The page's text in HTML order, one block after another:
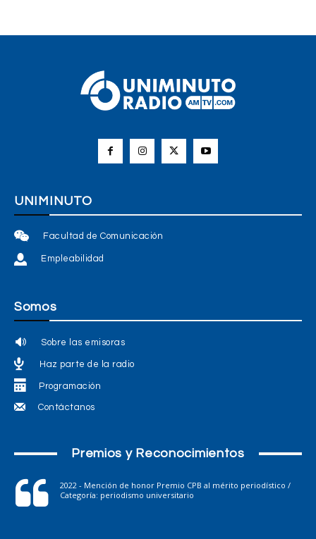
UNIMINUTO
Facultad de Comunicación
Empleabilidad
Somos
Sobre las emisoras
Haz parte de la radio
Programación
Contáctanos
Premios y Reconocimientos
2022 - Mención de honor Premio CPB al mérito periodístico /
Categoría: periodismo universitario